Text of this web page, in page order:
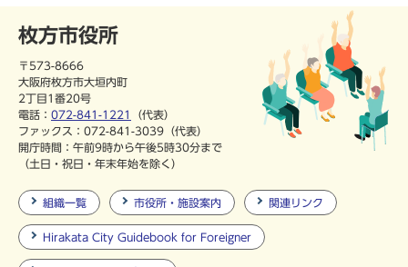
枚方市役所
〒573-8666
大阪府枚方市大垣内町
2丁目1番20号
電話： 072-841-1221
（代表）
ファックス：072-841-3039（代表）
開庁時間：午前9時から午後5時30分まで
（土日・祝日・年末年始を除く）
組織一覧 市役所・施設案内 関連リンク
Hirakata City Guidebook for Foreigner